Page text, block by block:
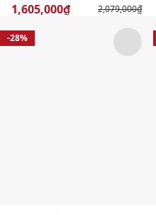
1,605,000₫ 2,079,000₫
-28%